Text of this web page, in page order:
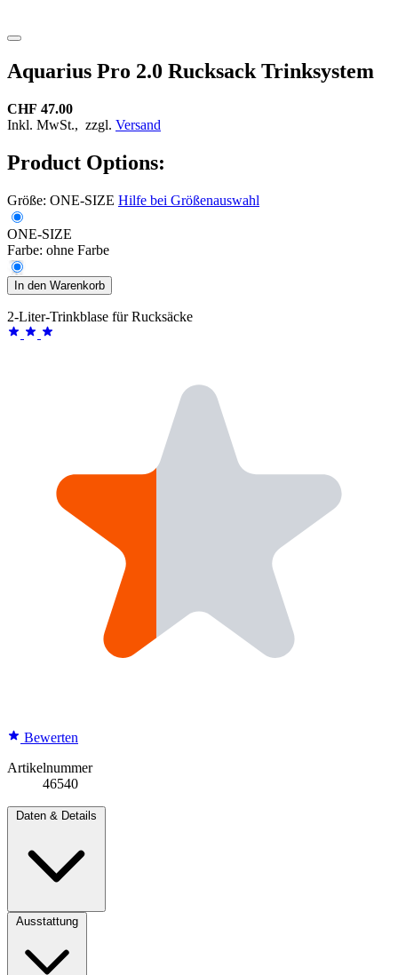
Aquarius Pro 2.0 Rucksack Trinksystem
CHF 47.00
Inkl. MwSt., zzgl. Versand
Product Options:
Größe: ONE-SIZE Hilfe bei Größenauswahl
ONE-SIZE
Farbe: ohne Farbe
In den Warenkorb
2-Liter-Trinkblase für Rucksäcke
Bewerten
Artikelnummer
46540
Daten & Details
Ausstattung